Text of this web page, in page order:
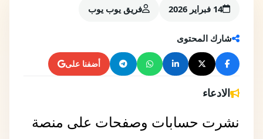
14 فبراير 2026 فريق يوب يوب
شارك المحتوى
أضفنا على
الادعاء
نشرت حسابات وصفحات على منصة